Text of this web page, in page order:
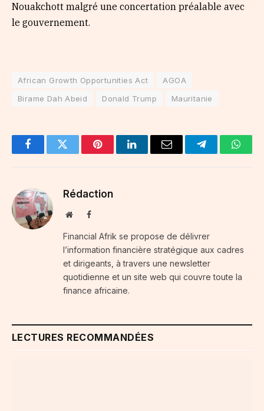
Nouakchott malgré une concertation préalable avec
le gouvernement.
African Growth Opportunities Act
AGOA
Birame Dah Abeid
Donald Trump Mauritanie
FacebookTwitter PinterestLinkedInEmail Telegram
Rédaction
WebsiteFacebook
Financial Afrik se propose de délivrer
l’information financière stratégique aux cadres
et dirigeants, à travers une newsletter
quotidienne et un site web qui couvre toute la
finance africaine.
LECTURES RECOMMANDÉES